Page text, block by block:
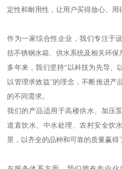
定性和耐用性，让用户买得放心、用
作为一家综合性企业，我们专注于
括不锈钢水箱、供水系统及相关环保
多年来，我们坚持“以科技为先导、
以管理求效益”的理念，不断推进产
的不同需求。
我们的产品适用于高楼供水、加压
道直饮水、中水处理、农村安全饮
景，以齐全的品种和可靠的质量赢得